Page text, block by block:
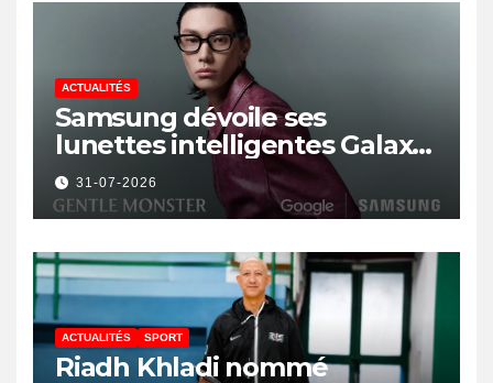
ACTUALITÉS
Samsung dévoile ses
lunettes intelligentes Galaxy
avec IA et Gemini
31-07-2026
ACTUALITÉS SPORT
Riadh Khladi nommé